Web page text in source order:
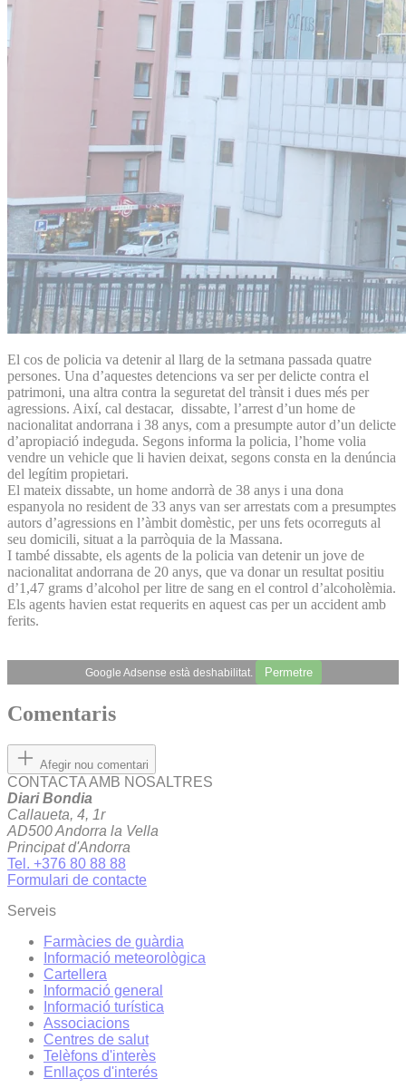
El cos de policia va detenir al llarg de la setmana passada quatre
persones. Una d’aquestes detencions va ser per delicte contra el
patrimoni, una altra contra la seguretat del trànsit i dues més per
agressions. Així, cal destacar, dissabte, l’arrest d’un home de
nacionalitat andorrana i 38 anys, com a presumpte autor d’un delicte
d’apropiació indeguda. Segons informa la policia, l’home volia
vendre un vehicle que li havien deixat, segons consta en la denúncia
del legítim propietari.
El mateix dissabte, un home andorrà de 38 anys i una dona
espanyola no resident de 33 anys van ser arrestats com a presumptes
autors d’agressions en l’àmbit domèstic, per uns fets ocorreguts al
seu domicili, situat a la parròquia de la Massana.
I també dissabte, els agents de la policia van detenir un jove de
nacionalitat andorrana de 20 anys, que va donar un resultat positiu
d’1,47 grams d’alcohol per litre de sang en el control d’alcoholèmia.
Els agents havien estat requerits en aquest cas per un accident amb
ferits.
Google Adsense està deshabilitat. Permetre
Comentaris
Afegir nou comentari
CONTACTA AMB NOSALTRES
Diari Bondia
Callaueta, 4, 1r
AD500 Andorra la Vella
Principat d'Andorra
Tel. +376 80 88 88
Formulari de contacte
Serveis
Farmàcies de guàrdia
Informació meteorològica
Cartellera
Informació general
Informació turística
Associacions
Centres de salut
Telèfons d'interès
Enllaços d'interés